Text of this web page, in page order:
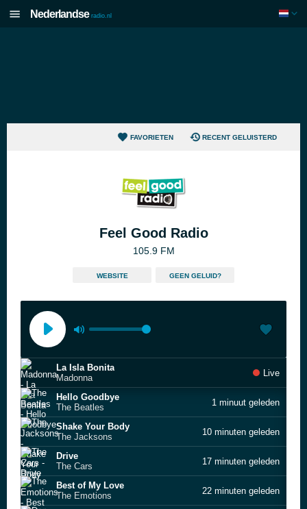
Nederlandse radio.nl
FAVORIETEN RECENT GELUISTERD
Feel Good Radio
105.9 FM
WEBSITE GEEN GELUID?
La Isla Bonita
Madonna
Live
Hello Goodbye
The Beatles
1 minuut geleden
Shake Your Body
The Jacksons
10 minuten geleden
Drive
The Cars
17 minuten geleden
Best of My Love
The Emotions
22 minuten geleden